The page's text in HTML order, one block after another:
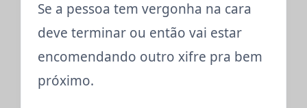
Se a pessoa tem vergonha na cara
deve terminar ou então vai estar
encomendando outro xifre pra bem
próximo.